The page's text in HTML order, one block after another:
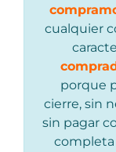
cualquier
porque
cierre, sin
sin pagar
completa